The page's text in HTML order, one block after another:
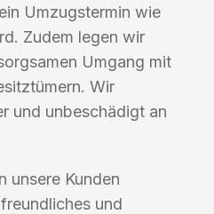
Umzugstermin wie
Zudem legen wir
Umgang mit
Wir
und unbeschädigt an
unsere Kunden
und